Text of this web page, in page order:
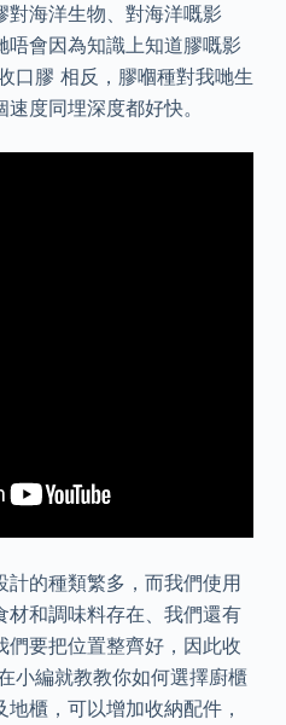
對海洋生物、對海洋嘅影
會因為知識上知道膠嘅影
口膠 相反，膠嗰種對我哋生
度同埋深度都好快。
的種類繁多，而我們使用
材和調味料存在、我們還有
們要把位置整齊好，因此收
小編就教教你如何選擇廚櫃
櫃，可以增加收納配件，